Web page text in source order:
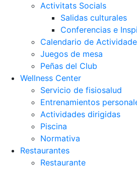
Activitats Socials
Salidas culturales
Conferencias e
Calendario de
Juegos de mesa
Peñas del Club
Wellness Center
Servicio de fisiosalud
Entrenamientos
Actividades dirigidas
Piscina
Normativa
Restaurantes
Restaurante